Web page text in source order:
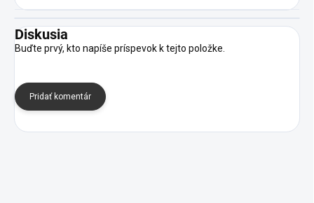
Diskusia
Buďte prvý, kto napíše príspevok k tejto položke.
Pridať komentár